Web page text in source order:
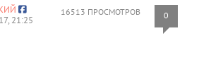
16513 ПРОСМОТРОВ 0
21:25